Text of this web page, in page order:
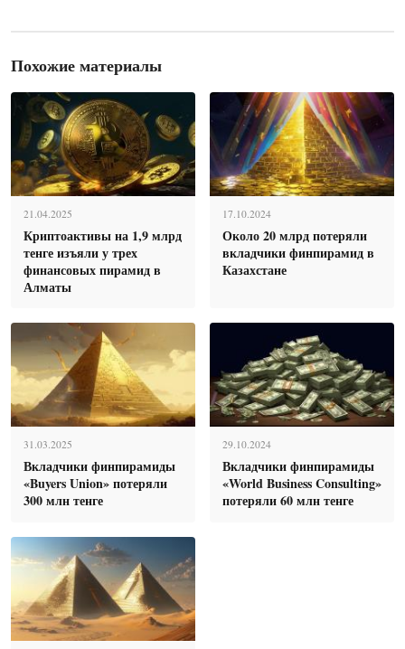
Похожие материалы
21.04.2025
Криптоактивы на 1,9 млрд
тенге изъяли у трех
финансовых пирамид в
Алматы
17.10.2024
Около 20 млрд потеряли
вкладчики финпирамид в
Казахстане
31.03.2025
Вкладчики финпирамиды
«Buyers Union» потеряли
300 млн тенге
29.10.2024
Вкладчики финпирамиды
«World Business Consulting»
потеряли 60 млн тенге